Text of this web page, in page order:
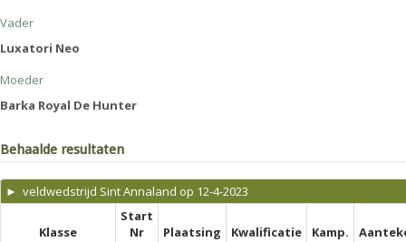
Vader
Luxatori Neo
Moeder
Barka Royal De Hunter
Behaalde resultaten
► veldwedstrijd Sint Annaland op 12-4-2023
Klasse
Start
Nr
Plaatsing Kwalificatie Kamp.